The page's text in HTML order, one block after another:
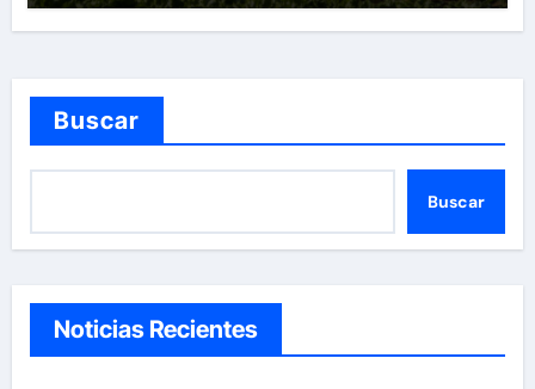
Buscar
Buscar
Noticias Recientes